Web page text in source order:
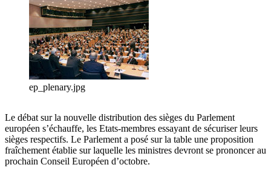
ep_plenary.jpg
Le débat sur la nouvelle distribution des sièges du Parlement
européen s’échauffe, les Etats-membres essayant de sécuriser leurs
sièges respectifs. Le Parlement a posé sur la table une proposition
fraîchement établie sur laquelle les ministres devront se prononcer au
prochain Conseil Européen d’octobre.